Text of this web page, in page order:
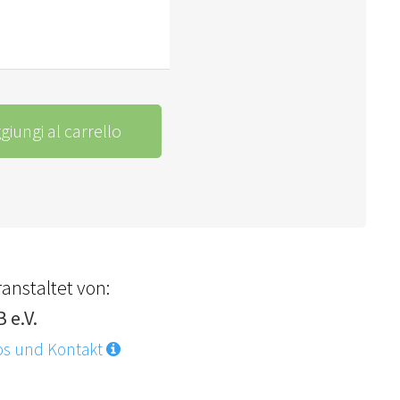
al carrello
von:
e.V.
und Kontakt